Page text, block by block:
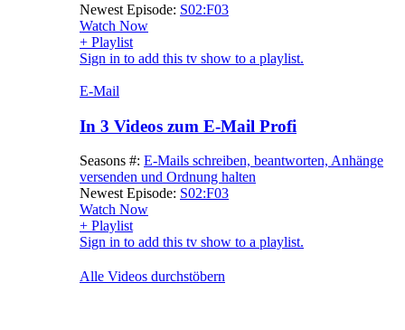
Newest Episode: S02:F03
Watch Now
+ Playlist
Sign in to add this tv show to a playlist.
E-Mail
In 3 Videos zum E-Mail Profi
Seasons #: E-Mails schreiben, beantworten, Anhänge
versenden und Ordnung halten
Newest Episode: S02:F03
Watch Now
+ Playlist
Sign in to add this tv show to a playlist.
Alle Videos durchstöbern